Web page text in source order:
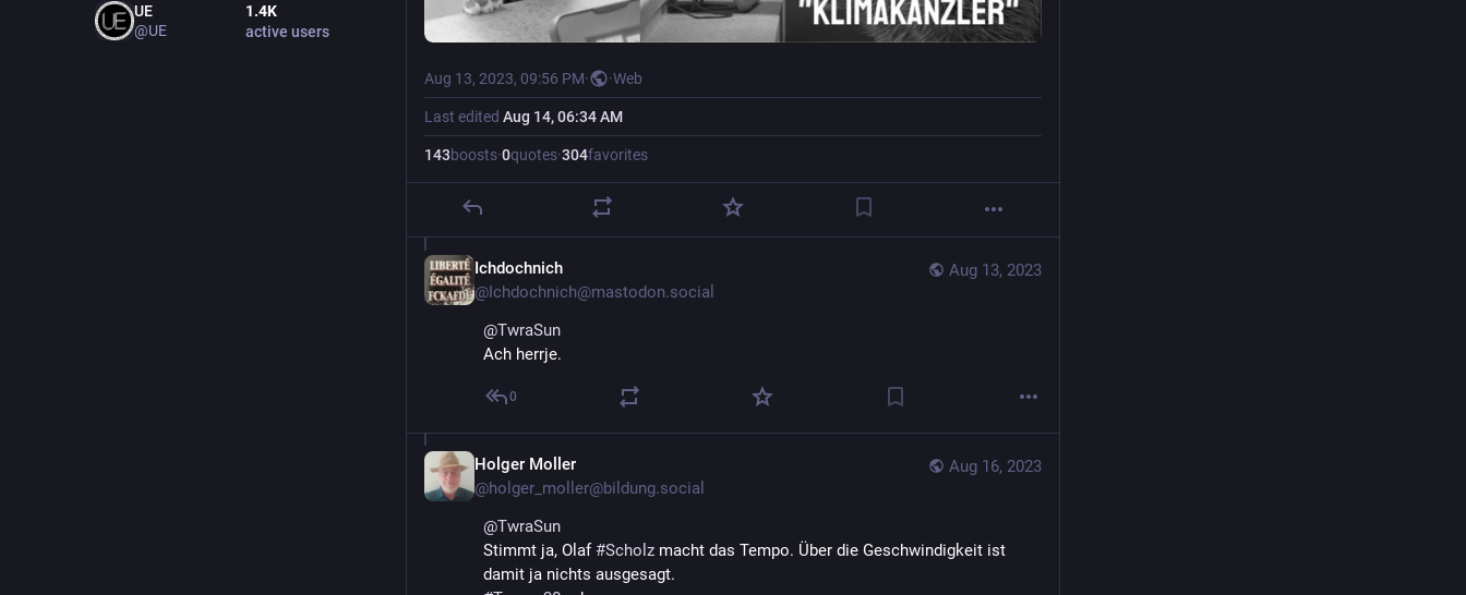
UE
@UE
1.4K
active users
Aug 13, 2023, 09:56 PM· ·Web
Last edited Aug 14, 06:34 AM
143boosts·0quotes·304favorites
Aug 13, 2023
Ichdochnich
@Ichdochnich@mastodon.social
@TwraSun
Ach herrje.
0
Aug 16, 2023
Holger Moller
@holger_moller@bildung.social
@TwraSun
Stimmt ja, Olaf #Scholz macht das Tempo. Über die Geschwindigkeit ist
damit ja nichts ausgesagt.